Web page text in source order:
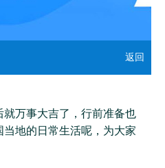
返回
万事大吉了，行前准备也
地的日常生活呢，为大家